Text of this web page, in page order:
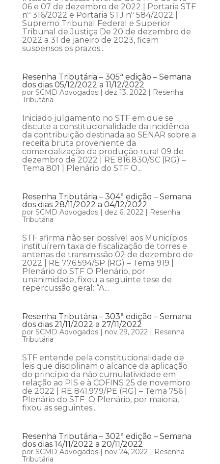
06 e 07 de dezembro de 2022 | Portaria STF
nº 316/2022 e Portaria STJ nº 584/2022 |
Supremo Tribunal Federal e Superior
Tribunal de Justiça De 20 de dezembro de
2022 a 31 de janeiro de 2023, ficam
suspensos os prazos...
Resenha Tributária – 305ª edição – Semana
dos dias 05/12/2022 a 11/12/2022
por SCMD Advogados| dez 13, 2022| Resenha
Tributária
Iniciado julgamento no STF em que se
discute a constitucionalidade da incidência
da contribuição destinada ao SENAR sobre a
receita bruta proveniente da
comercialização da produção rural 09 de
dezembro de 2022 | RE 816.830/SC (RG) –
Tema 801 | Plenário do STF O...
Resenha Tributária – 304ª edição – Semana
dos dias 28/11/2022 a 04/12/2022
por SCMD Advogados| dez 6, 2022| Resenha
Tributária
STF afirma não ser possível aos Municípios
instituírem taxa de fiscalização de torres e
antenas de transmissão 02 de dezembro de
2022 | RE 776.594/SP (RG) – Tema 919 |
Plenário do STF O Plenário, por
unanimidade, fixou a seguinte tese de
repercussão geral: “A...
Resenha Tributária – 303ª edição – Semana
dos dias 21/11/2022 a 27/11/2022
por SCMD Advogados| nov 29, 2022| Resenha
Tributária
STF entende pela constitucionalidade de
leis que disciplinam o alcance da aplicação
do princípio da não cumulatividade em
relação ao PIS e à COFINS 25 de novembro
de 2022 | RE 841.979/PE (RG) – Tema 756 |
Plenário do STF O Plenário, por maioria,
fixou as seguintes...
Resenha Tributária – 302ª edição – Semana
dos dias 14/11/2022 a 20/11/2022
por SCMD Advogados| nov 24, 2022| Resenha
Tributária